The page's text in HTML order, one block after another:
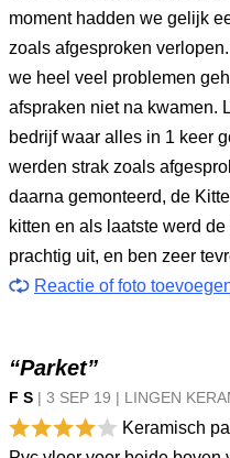
moment hadden we gelijk
zoals afgesproken
we heel veel problemen
afspraken niet na kwamen.
bedrijf waar alles in 1 keer
werden strak zoals
daarna gemonteerd, de
kitten en als laatste werd
prachtig uit, en ben zeer
Reactie of foto
“Parket”
F S | 3 SEP 19 | LINGEN
Keramisch